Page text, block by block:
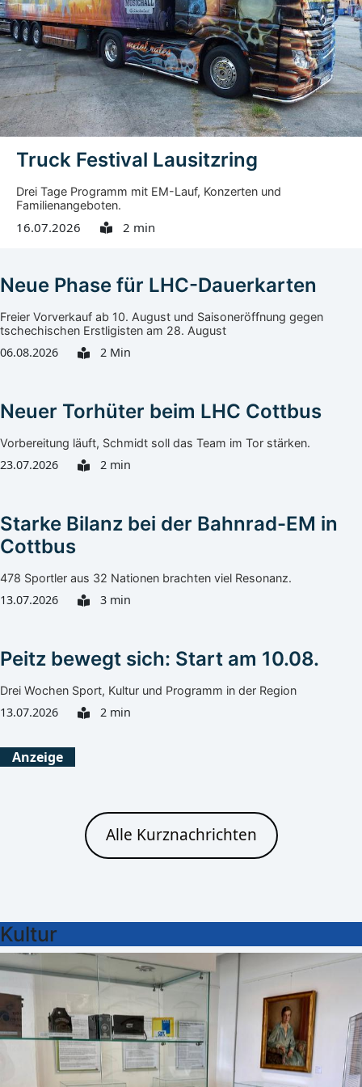
Medikamente ins Görlitzer Klinikum zu bringen. Vor Ort
wurde ihm nach Angaben der Stadt schnell klar, dass an
vielen Stellen Hilfe nötig war. Noch auf der Rückreise
kümmerte er sich um ein Soforthilfeprogramm mit
einem...
Truck Festival Lausitzring
Drei Tage Programm mit EM-Lauf, Konzerten und
Familienangeboten.
16.07.2026 2 min
Neue Phase für LHC-Dauerkarten
Freier Vorverkauf ab 10. August und Saisoneröffnung gegen
tschechischen Erstligisten am 28. August
06.08.2026 2 Min
Neuer Torhüter beim LHC Cottbus
Vorbereitung läuft, Schmidt soll das Team im Tor stärken.
23.07.2026 2 min
Starke Bilanz bei der Bahnrad-EM in
Cottbus
478 Sportler aus 32 Nationen brachten viel Resonanz.
13.07.2026 3 min
Peitz bewegt sich: Start am 10.08.
Drei Wochen Sport, Kultur und Programm in der Region
13.07.2026 2 min
Anzeige
Alle Kurznachrichten
Kultur